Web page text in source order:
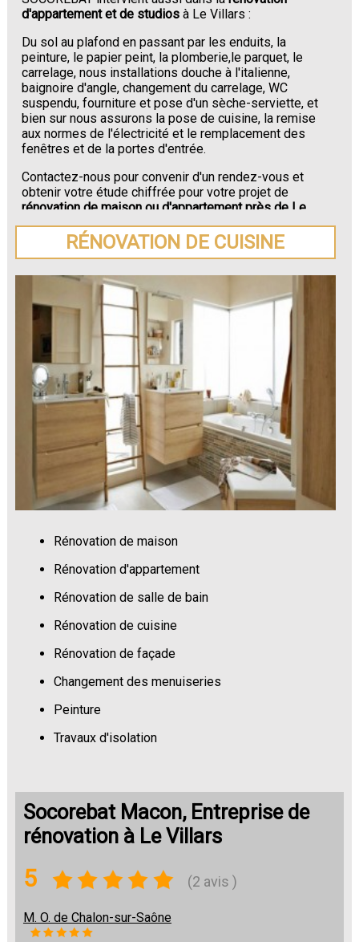
d'appartement et de studios à Le Villars :
Du sol au plafond en passant par les enduits, la
peinture, le papier peint, la plomberie,le parquet, le
carrelage, nous installations douche à l'italienne,
baignoire d'angle, changement du carrelage, WC
suspendu, fourniture et pose d'un sèche-serviette, et
bien sur nous assurons la pose de cuisine, la remise
aux normes de l'électricité et le remplacement des
fenêtres et de la portes d'entrée.
Contactez-nous pour convenir d'un rendez-vous et
obtenir votre étude chiffrée pour votre projet de
rénovation de maison ou d'appartement près de Le
Villars.
RÉNOVATION DE CUISINE
Rénovation de maison
Rénovation d'appartement
Rénovation de salle de bain
Rénovation de cuisine
Rénovation de façade
Changement des menuiseries
Peinture
Travaux d'isolation
Socorebat Macon, Entreprise de
rénovation à Le Villars
5 (2 avis )
M. O. de Chalon-sur-Saône